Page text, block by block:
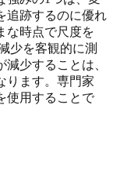
追跡するのに優れ
な時点で尺度を
少を客観的に測
少することは、
ります。専門家
使用することで